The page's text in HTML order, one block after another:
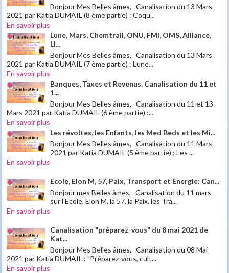
Bonjour Mes Belles âmes, Canalisation du 13 Mars
2021 par Katia DUMAIL (8 ème partie) : Coqu...
En savoir plus
Lune, Mars, Chemtrail, ONU, FMI, OMS, Alliance,
Li...
Bonjour Mes Belles âmes, Canalisation du 13 Mars
2021 par Katia DUMAIL (7 ème partie) : Lune...
En savoir plus
Banques, Taxes et Revenus. Canalisation du 11 et
1...
Bonjour Mes Belles âmes, Canalisation du 11 et 13
Mars 2021 par Katia DUMAIL (6 ème partie) :...
En savoir plus
Les révoltes, les Enfants, les Med Beds et les Mi...
Bonjour Mes Belles âmes, Canalisation du 11 Mars
2021 par Katia DUMAIL (5 ème partie) : Les ...
En savoir plus
Ecole, Elon M, 57, Paix, Transport et Energie: Can...
Bonjour mes Belles âmes, Canalisation du 11 mars
sur l'Ecole, Elon M, la 57, la Paix, les Tra...
En savoir plus
Canalisation "préparez-vous" du 8 mai 2021 de
Kat...
Bonjour Mes Belles âmes, Canalisation du 08 Mai
2021 par Katia DUMAIL : "Préparez-vous, cult...
En savoir plus